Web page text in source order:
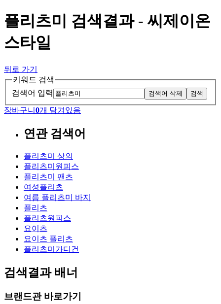
플리츠미 검색결과 - 씨제이온
스타일
뒤로 가기
키워드 검색
검색어 입력
검색어 삭제 검색
장바구니 0개 담겨있음
연관 검색어
플리츠미 상의
플리츠미원피스
플리츠미 팬츠
여성플리츠
여름 플리츠미 바지
플리츠
플리츠원피스
요이츠
요이츠 플리츠
플리츠미가디건
검색결과 배너
브랜드관 바로가기